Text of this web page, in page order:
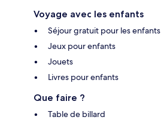
Voyage avec les enfants
Séjour gratuit pour les enfants
Jeux pour enfants
Jouets
Livres pour enfants
Que faire ?
Table de billard